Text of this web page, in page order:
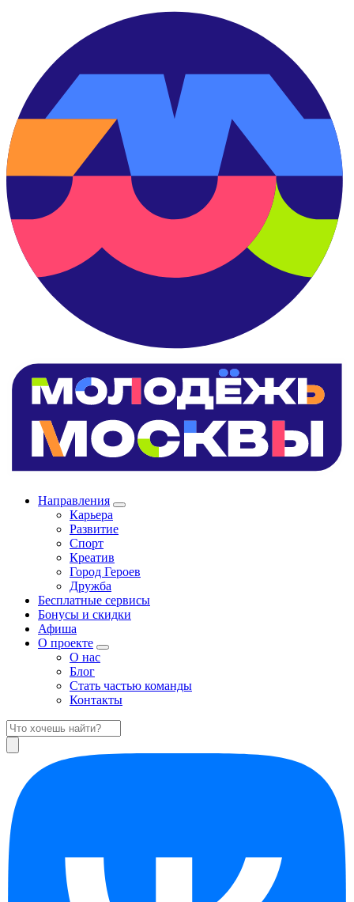
Направления
Карьера
Развитие
Спорт
Креатив
Город Героев
Дружба
Бесплатные сервисы
Бонусы и скидки
Афиша
О проекте
О нас
Блог
Стать частью команды
Контакты